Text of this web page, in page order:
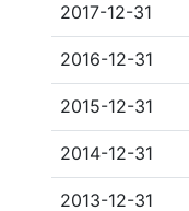
2017-12-31
2016-12-31
2015-12-31
2014-12-31
2013-12-31